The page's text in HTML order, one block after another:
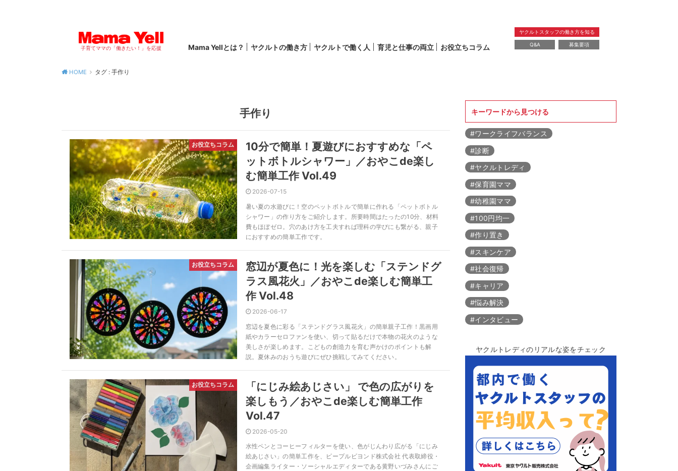
子育てママの「働きたい！」を応援 Mama Yellとは？ ヤクルトの働き方 ヤクルトで働く人 育児と仕事の両立 お役立ちコラム
ヤクルトスタッフの働き方を知る
Q&A 募集要項
HOME タグ : 手作り
手作り
お役立ちコラム
10分で簡単！夏遊びにおすすめな「ペ
ットボトルシャワー」／おやこde楽し
む簡単工作 Vol.49
2026-07-15
暑い夏の水遊びに！空のペットボトルで簡単に作れる「ペットボトル
シャワー」の作り方をご紹介します。所要時間はたったの10分、材料
費もほぼゼロ。穴のあけ方を工夫すれば理科の学びにも繋がる、親子
におすすめの簡単工作です。
お役立ちコラム
窓辺が夏色に！光を楽しむ「ステンドグ
ラス風花火」／おやこde楽しむ簡単工
作 Vol.48
2026-06-17
窓辺を夏色に彩る「ステンドグラス風花火」の簡単親子工作！黒画用
紙やカラーセロファンを使い、切って貼るだけで本物の花火のような
美しさが楽しめます。こどもの創造力を育む声かけのポイントも解
説。夏休みのおうち遊びにぜひ挑戦してみてください。
お役立ちコラム
「にじみ絵あじさい」 で色の広がりを
楽しもう／おやこde楽しむ簡単工作
Vol.47
2026-05-20
水性ペンとコーヒーフィルターを使い、色がじんわり広がる「にじみ
絵あじさい」の簡単工作を、ピープルビヨンド株式会社 代表取締役・
企画編集ライター・ソーシャルエディターである黄野いづみさんにご
キーワードから見つける
#ワークライフバランス
#診断
#ヤクルトレディ
#保育園ママ
#幼稚園ママ
#100円均一
#作り置き
#スキンケア
#社会復帰
#キャリア
#悩み解決
#インタビュー
ヤクルトレディのリアルな姿をチェック